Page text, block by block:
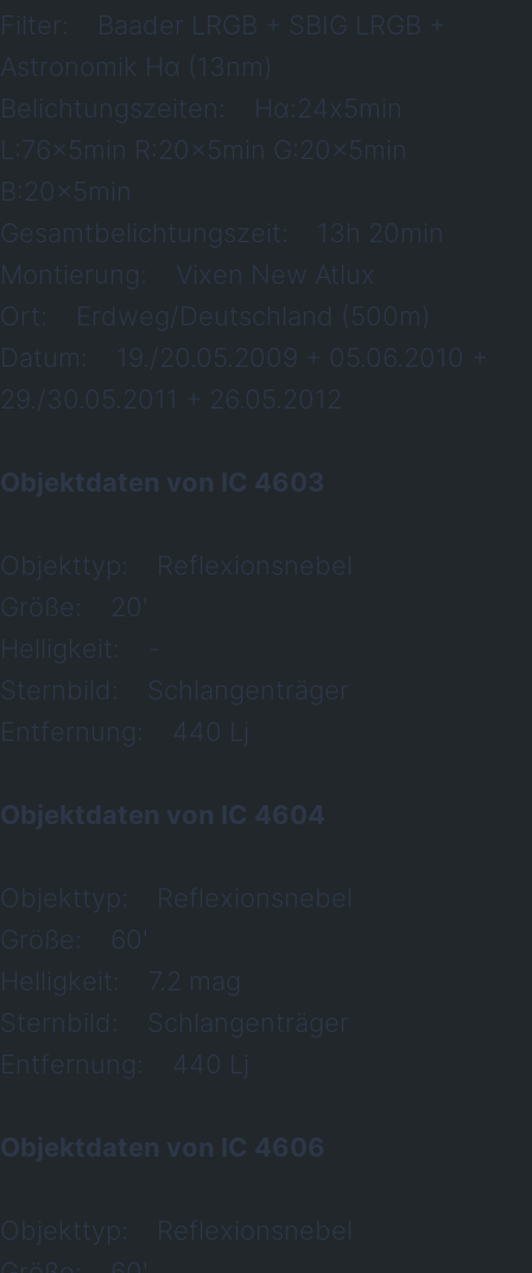
Filter: Baader LRGB + SBIG LRGB +
Astronomik Hα (13nm)
Belichtungszeiten: Hα:24x5min
L:76x5min R:20x5min G:20x5min
B:20x5min
Gesamtbelichtungszeit: 13h 20min
Montierung: Vixen New Atlux
Ort: Erdweg/Deutschland (500m)
Datum: 19./20.05.2009 + 05.06.2010 +
29./30.05.2011 + 26.05.2012
Objektdaten von IC 4603
Objekttyp: Reflexionsnebel
Größe: 20'
Helligkeit: -
Sternbild: Schlangenträger
Entfernung: 440 Lj
Objektdaten von IC 4604
Objekttyp: Reflexionsnebel
Größe: 60'
Helligkeit: 7.2 mag
Sternbild: Schlangenträger
Entfernung: 440 Lj
Objektdaten von IC 4606
Objekttyp: Reflexionsnebel